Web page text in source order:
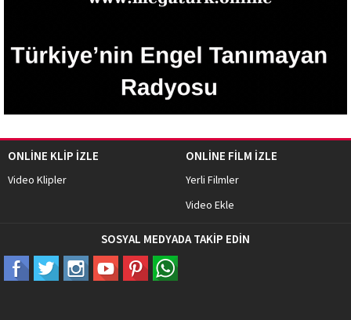
ONLİNE KLİP İZLE
Video Klipler
ONLİNE FİLM İZLE
Yerli Filmler
Video Ekle
SOSYAL MEDYADA TAKİP EDİN